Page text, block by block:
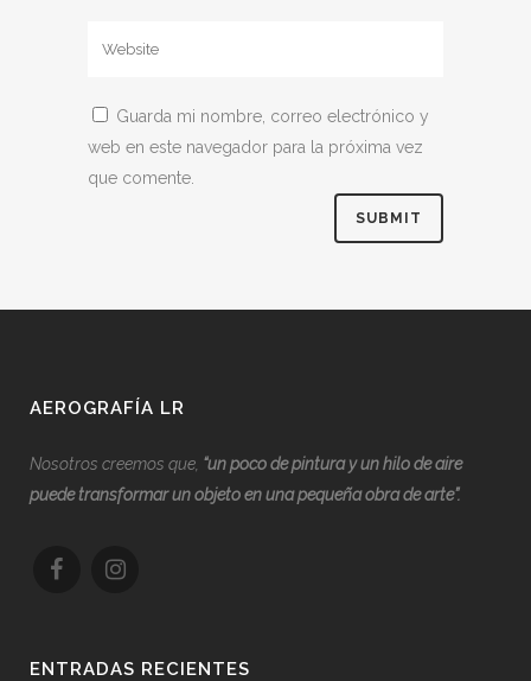
Guarda mi nombre, correo electrónico y
web en este navegador para la próxima vez
que comente.
AEROGRAFÍA LR
Nosotros creemos que, “un poco de pintura y un hilo de aire
puede transformar un objeto en una pequeña obra de arte”.
ENTRADAS RECIENTES